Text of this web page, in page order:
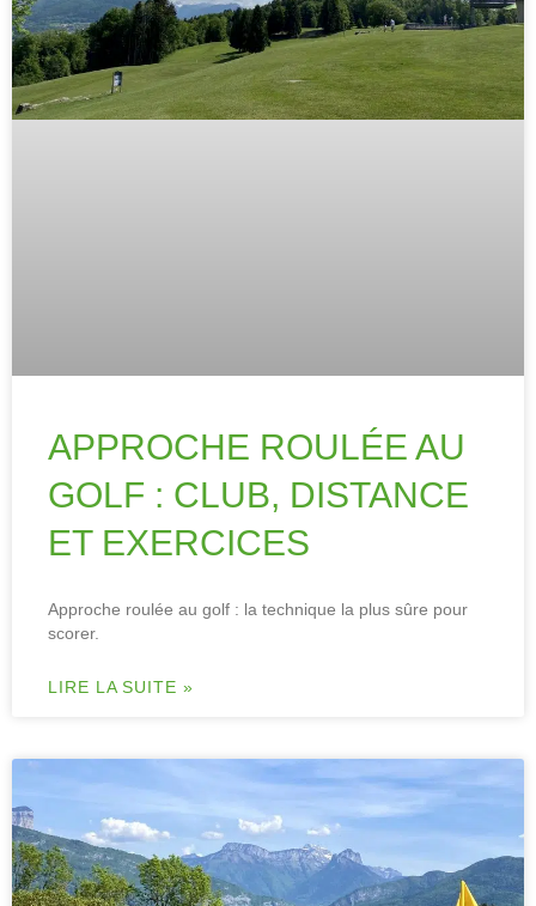
APPROCHE ROULÉE AU
GOLF : CLUB, DISTANCE
ET EXERCICES
Approche roulée au golf : la technique la plus sûre pour
scorer.
LIRE LA SUITE »